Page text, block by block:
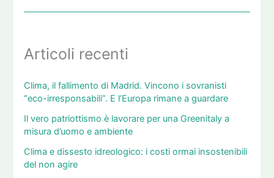
Articoli recenti
Clima, il fallimento di Madrid. Vincono i sovranisti
“eco-irresponsabili”. E l’Europa rimane a guardare
Il vero patriottismo è lavorare per una Greenitaly a
misura d’uomo e ambiente
Clima e dissesto idreologico: i costi ormai insostenibili
del non agire